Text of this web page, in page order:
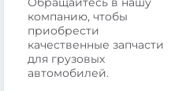
компанию, чтобы
приобрести
качественные запчасти
для грузовых
автомобилей.